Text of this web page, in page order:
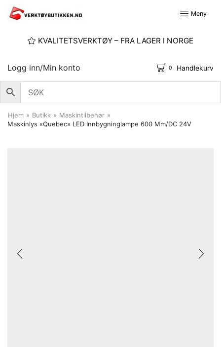
Meny
KVALITETSVERKTØY – FRA LAGER I NORGE
Logg inn/Min konto 0 Handlekurv
Hjem » Butikk » Maskintilbehør »
Maskinlys «Quebec» LED Innbygninglampe 600 Mm/DC 24V